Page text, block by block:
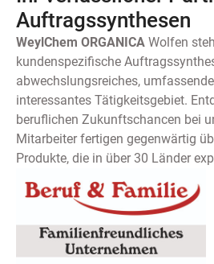
Auftragssynthesen
WeylChem ORGANICA Wolfen
kundenspezifische
abwechslungsreiches,
interessantes Tätigkeitsgebiet.
beruflichen Zukunftschancen bei
Mitarbeiter fertigen gegenwärtig
Produkte, die in über 30 Länder